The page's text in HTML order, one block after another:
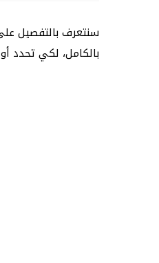
سنتعرف بالتفصيل
بالكامل، لكي تحدد